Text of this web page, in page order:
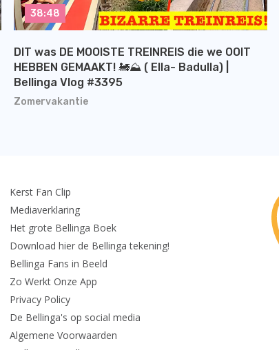
Zomervakantie
DIT was DE MOOISTE TREINREIS die we OOIT
HEBBEN GEMAAKT! 🚂⛰️ ( Ella- Badulla) |
Bellinga Vlog #3395
38:48
Kerst Fan Clip
Mediaverklaring
Het grote Bellinga Boek
Download hier de Bellinga tekening!
Bellinga Fans in Beeld
Zo Werkt Onze App
Privacy Policy
De Bellinga's op social media
Algemene Voorwaarden